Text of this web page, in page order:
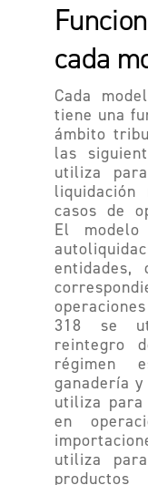
cada
Cada
tiene una
ámbito
las
utiliza
casos de
El
entidades,
318 se
reintegro
régimen
ganadería
utiliza para
en
utiliza